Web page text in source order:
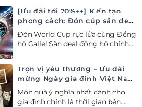
[Ưu đãi tới 20%++] Kiến tạo
phong cách: Đón cúp săn deal
– Siêu ưu đãi đồng hành cùng
World Cup
Đón World Cup rực lửa cùng Đồng
hồ Galle! Săn deal đồng hồ chính
Trọn vị yêu thương – Ưu đãi
mừng Ngày gia đình Việt Nam
28/06
Món quà ý nghĩa nhất dành cho
gia đình chính là thời gian bên